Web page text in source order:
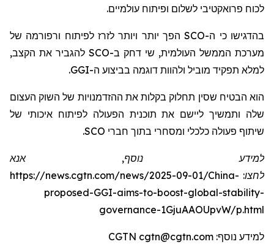
לכוח פרואקטיבי לשלום ופיתוח עולמיים.
בהדגישו כי ה-SCO הפך יותר ויותר לזרז לפיתוח ורפורמה של
מערכת הממשל העולמית, שי דחק ב-SCO להגביר את הקצב,
למלא תפקיד מוביל ולהוות דוגמה בביצוע ה-GGI.
הוא הבטיח שסין תחלוק בקלות את ההזדמנויות של השוק העצום
שלה ותמשיך ליישם את תוכנית הפעולה לפיתוח איכותי של
שיתוף פעולה כלכלי ומסחרי בתוך חברי SCO.
למידע נוסף, אנא
לחצו: https://news.cgtn.com/news/2025-09-01/China-
proposed-GGI-aims-to-boost-global-stability-
governance-1GjuAAOUpvW/p.html
למידע נוסף: CGTN cgtn@cgtn.com